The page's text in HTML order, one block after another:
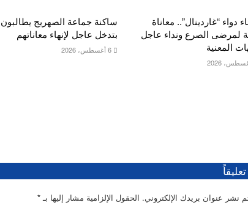
دواء “غاردينال”.. معاناة
لمرضى الصرع ونداء عاجل
المعنية
ساكنة جماعة الصهريج يطالبون
بتدخل عاجل لإنهاء معاناتهم
6 أغسطس، 2026
نشر عنوان بريدك الإلكتروني. الحقول الإلزامية مشار إليها بـ*